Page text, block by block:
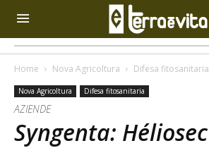
Home Nova Agricoltura Difesa fitosanitaria
Nova Agricoltura Difesa fitosanitaria
AZIENDE
Syngenta: Héliosec